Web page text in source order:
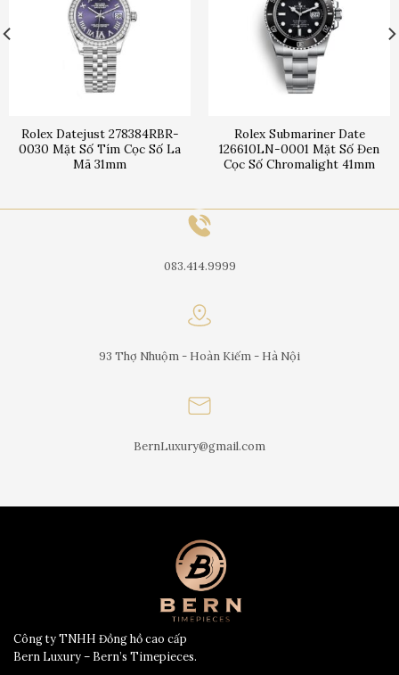
Rolex Datejust 278384RBR-
0030 Mặt Số Tím Cọc Số La
Mã 31mm
Rolex Submariner Date
126610LN-0001 Mặt Số Đen
Cọc Số Chromalight 41mm
083.414.9999
93 Thợ Nhuộm - Hoàn Kiếm - Hà Nội
BernLuxury@gmail.com
Công ty TNHH Đồng hồ cao cấp
Bern Luxury – Bern’s Timepieces.